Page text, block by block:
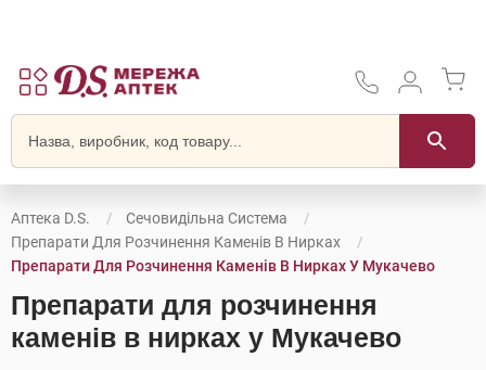
Аптека D.S.
Сечовидільна Система
Препарати Для Розчинення Каменів В Нирках
Препарати Для Розчинення Каменів В Нирках У Мукачево
Препарати для розчинення
каменів в нирках у Мукачево